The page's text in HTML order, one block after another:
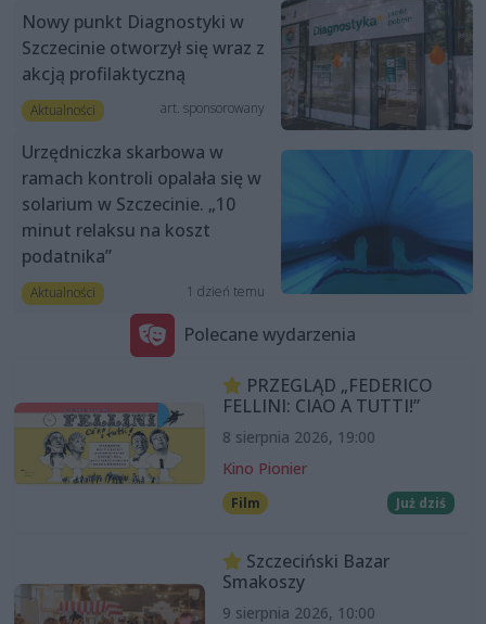
Nowy punkt Diagnostyki w
Szczecinie otworzył się wraz z
akcją profilaktyczną
Aktualności art. sponsorowany
Urzędniczka skarbowa w
ramach kontroli opalała się w
solarium w Szczecinie. „10
minut relaksu na koszt
podatnika”
Aktualności 1 dzień temu
Polecane wydarzenia
PRZEGLĄD „FEDERICO
FELLINI: CIAO A TUTTI!”
8 sierpnia 2026, 19:00
Kino Pionier
Film Już dziś
Szczeciński Bazar
Smakoszy
9 sierpnia 2026, 10:00